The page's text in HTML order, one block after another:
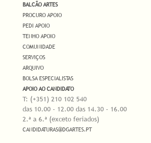
BALCÃO ARTES
PROCURO APOIO
PEDI APOIO
TENHO APOIO
COMUNIDADE
SERVIÇOS
ARQUIVO
BOLSA ESPECIALISTAS
APOIO AO CANDIDATO
T: (+351) 210 102 540
das 10.00 - 12.00 das 14.30 - 16.00
2.ª a 6.ª (exceto feriados)
CANDIDATURAS@DGARTES.PT